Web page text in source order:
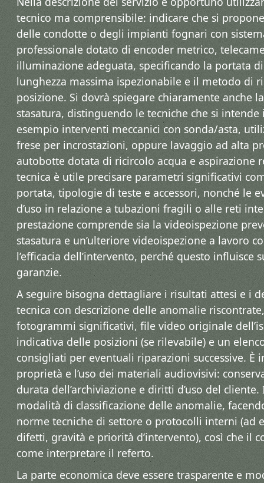
tecnico ma comprensibile: indicare che si
delle condotte o degli impianti fognari con
professionale dotato di encoder metrico,
illuminazione adeguata, specificando la portata
lunghezza massima ispezionabile e il metodo di
posizione. Si dovrà spiegare chiaramente anche
stasatura, distinguendo le tecniche che si
esempio interventi meccanici con sonda/asta,
frese per incrostazioni, oppure lavaggio ad alta
autobotte dotata di ricircolo acqua e aspirazione
tecnica è utile precisare parametri significativi
portata, tipologie di teste e accessori, nonché le
d’uso in relazione a tubazioni fragili o alle reti
prestazione comprende sia la videoispezione
stasatura e un’ulteriore videoispezione a lavoro
l’efficacia dell’intervento, perché questo influisce
garanzie.
A seguire bisogna dettagliare i risultati attesi e i
tecnica con descrizione delle anomalie
fotogrammi significativi, file video originale
indicativa delle posizioni (se rilevabile) e un
consigliati per eventuali riparazioni successive. È
proprietà e l’uso dei materiali audiovisivi:
durata dell’archiviazione e diritti d’uso del
modalità di classificazione delle anomalie,
norme tecniche di settore o protocolli interni (ad
difetti, gravità e priorità d’intervento), così che il
come interpretare il referto.
La parte economica deve essere trasparente e